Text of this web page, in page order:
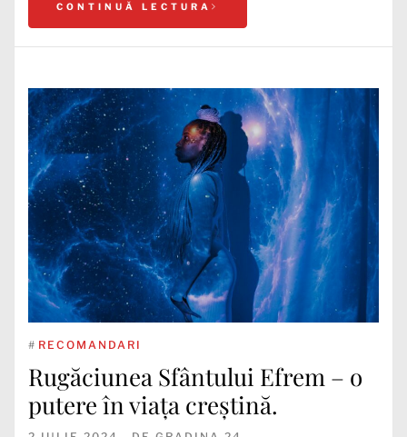
CONTINUĂ LECTURA
# RECOMANDARI
Rugăciunea Sfântului Efrem – o
putere în viața creștină.